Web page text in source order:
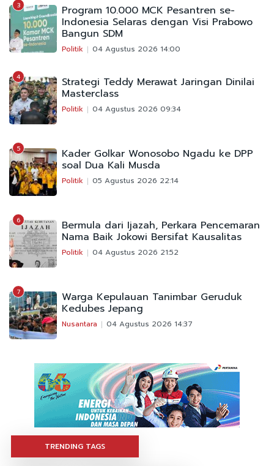
3 Program 10.000 MCK Pesantren se-
Indonesia Selaras dengan Visi Prabowo
Bangun SDM
Politik 04 Agustus 2026 14:00
4 Strategi Teddy Merawat Jaringan Dinilai
Masterclass
Politik 04 Agustus 2026 09:34
5 Kader Golkar Wonosobo Ngadu ke DPP
soal Dua Kali Musda
Politik 05 Agustus 2026 22:14
6 Bermula dari Ijazah, Perkara Pencemaran
Nama Baik Jokowi Bersifat Kausalitas
Politik 04 Agustus 2026 21:52
7 Warga Kepulauan Tanimbar Geruduk
Kedubes Jepang
Nusantara 04 Agustus 2026 14:37
TRENDING TAGS